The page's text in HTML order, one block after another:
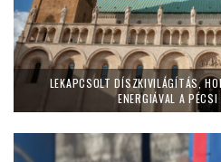
LEKAPCSOLT DÍSZKIVILÁGÍTÁS,
ENERGIÁVAL A PÉCSI